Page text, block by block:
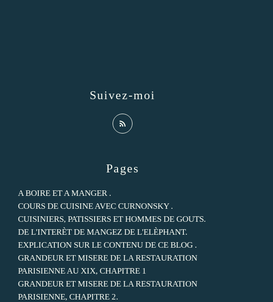
Pages
A BOIRE ET A MANGER .
COURS DE CUISINE AVEC CURNONSKY .
CUISINIERS, PATISSIERS ET HOMMES DE GOUTS.
DE L'INTERÈT DE MANGEZ DE L'ELÈPHANT.
EXPLICATION SUR LE CONTENU DE CE BLOG .
GRANDEUR ET MISERE DE LA RESTAURATION
PARISIENNE AU XIX, CHAPITRE 1
GRANDEUR ET MISERE DE LA RESTAURATION
PARISIENNE, CHAPITRE 2.
Suivez-moi